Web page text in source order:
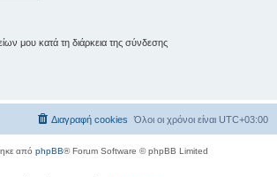
μου κατά τη διάρκεια της σύνδεσης
Όλοι οι χρόνοι είναι UTC+03:00
Διαγραφή cookies
από phpBB® Forum Software © phpBB Limited